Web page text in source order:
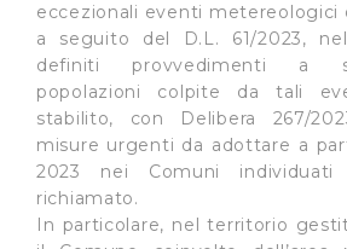
Cliccando su "Personalizza"
direttamente le proprie preferenze
singoli cookie desiderati e le terze
della condivisione di informazioni
Cliccando su "Rifiuta" o sulla "X"
destra in questo banner l’Utente
la sola eccezione dei cookie
eccezionali eventi metereologici
a seguito del D.L. 61/2023,
definiti provvedimenti a
popolazioni colpite da tali
stabilito, con Delibera 267/
misure urgenti da adottare a
2023 nei Comuni
richiamato.
In particolare, nel territorio